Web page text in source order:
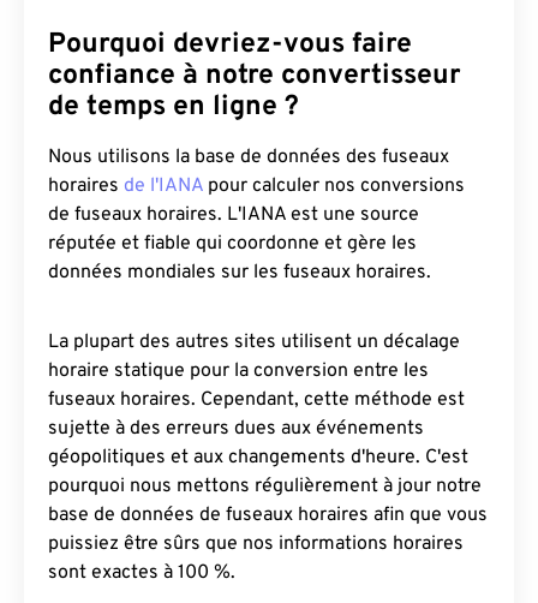
Pourquoi devriez-vous faire
confiance à notre convertisseur
de temps en ligne ?
Nous utilisons la base de données des fuseaux
horaires de l'IANA pour calculer nos conversions
de fuseaux horaires. L'IANA est une source
réputée et fiable qui coordonne et gère les
données mondiales sur les fuseaux horaires.
La plupart des autres sites utilisent un décalage
horaire statique pour la conversion entre les
fuseaux horaires. Cependant, cette méthode est
sujette à des erreurs dues aux événements
géopolitiques et aux changements d'heure. C'est
pourquoi nous mettons régulièrement à jour notre
base de données de fuseaux horaires afin que vous
puissiez être sûrs que nos informations horaires
sont exactes à 100 %.